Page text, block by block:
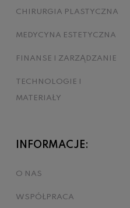
CHIRURGIA PLASTYCZNA
MEDYCYNA ESTETYCZNA
FINANSE I ZARZĄDZANIE
TECHNOLOGIE I
MATERIAŁY
INFORMACJE:
O NAS
WSPÓŁPRACA